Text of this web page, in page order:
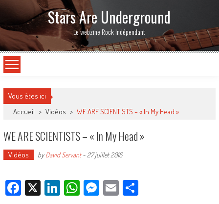
Stars Are Underground
Le webzine Rock Indépendant
Vous êtes ici
Accueil > Vidéos > WE ARE SCIENTISTS – « In My Head »
WE ARE SCIENTISTS – « In My Head »
Vidéos byDavid Servant- 27 juillet 2016
Facebook
X LinkedIn
WhatsApp
Messenger
EmailPartager